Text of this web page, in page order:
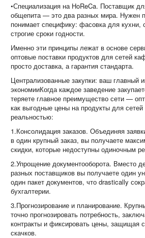
•Специализация на HoReCa. Поставщик
общепита — это два разных мира. Нужен
понимает специфику: фасовка для кухни,
строгие сроки годности.
Именно эти принципы лежат в основе
оптовые поставки продуктов для сетей
просто доставка, а гарантия стандарта.
Централизованные закупки: ваш главный
экономииКогда каждое заведение
теряете главное преимущество сети —
как выгодные цены на продукты для
реальностью:
1.Консолидация заказов. Объединяя
в один крупный заказ, вы получаете
скидки, которые недоступны одиночным
2.Упрощение документооборота. Вместо
разных поставщиков вы получаете один
один пакет документов, что drastically
бухгалтерии.
3.Прогнозирование и планирование.
точно прогнозировать потребность,
контракты и фиксировать цены, защищая
скачков.